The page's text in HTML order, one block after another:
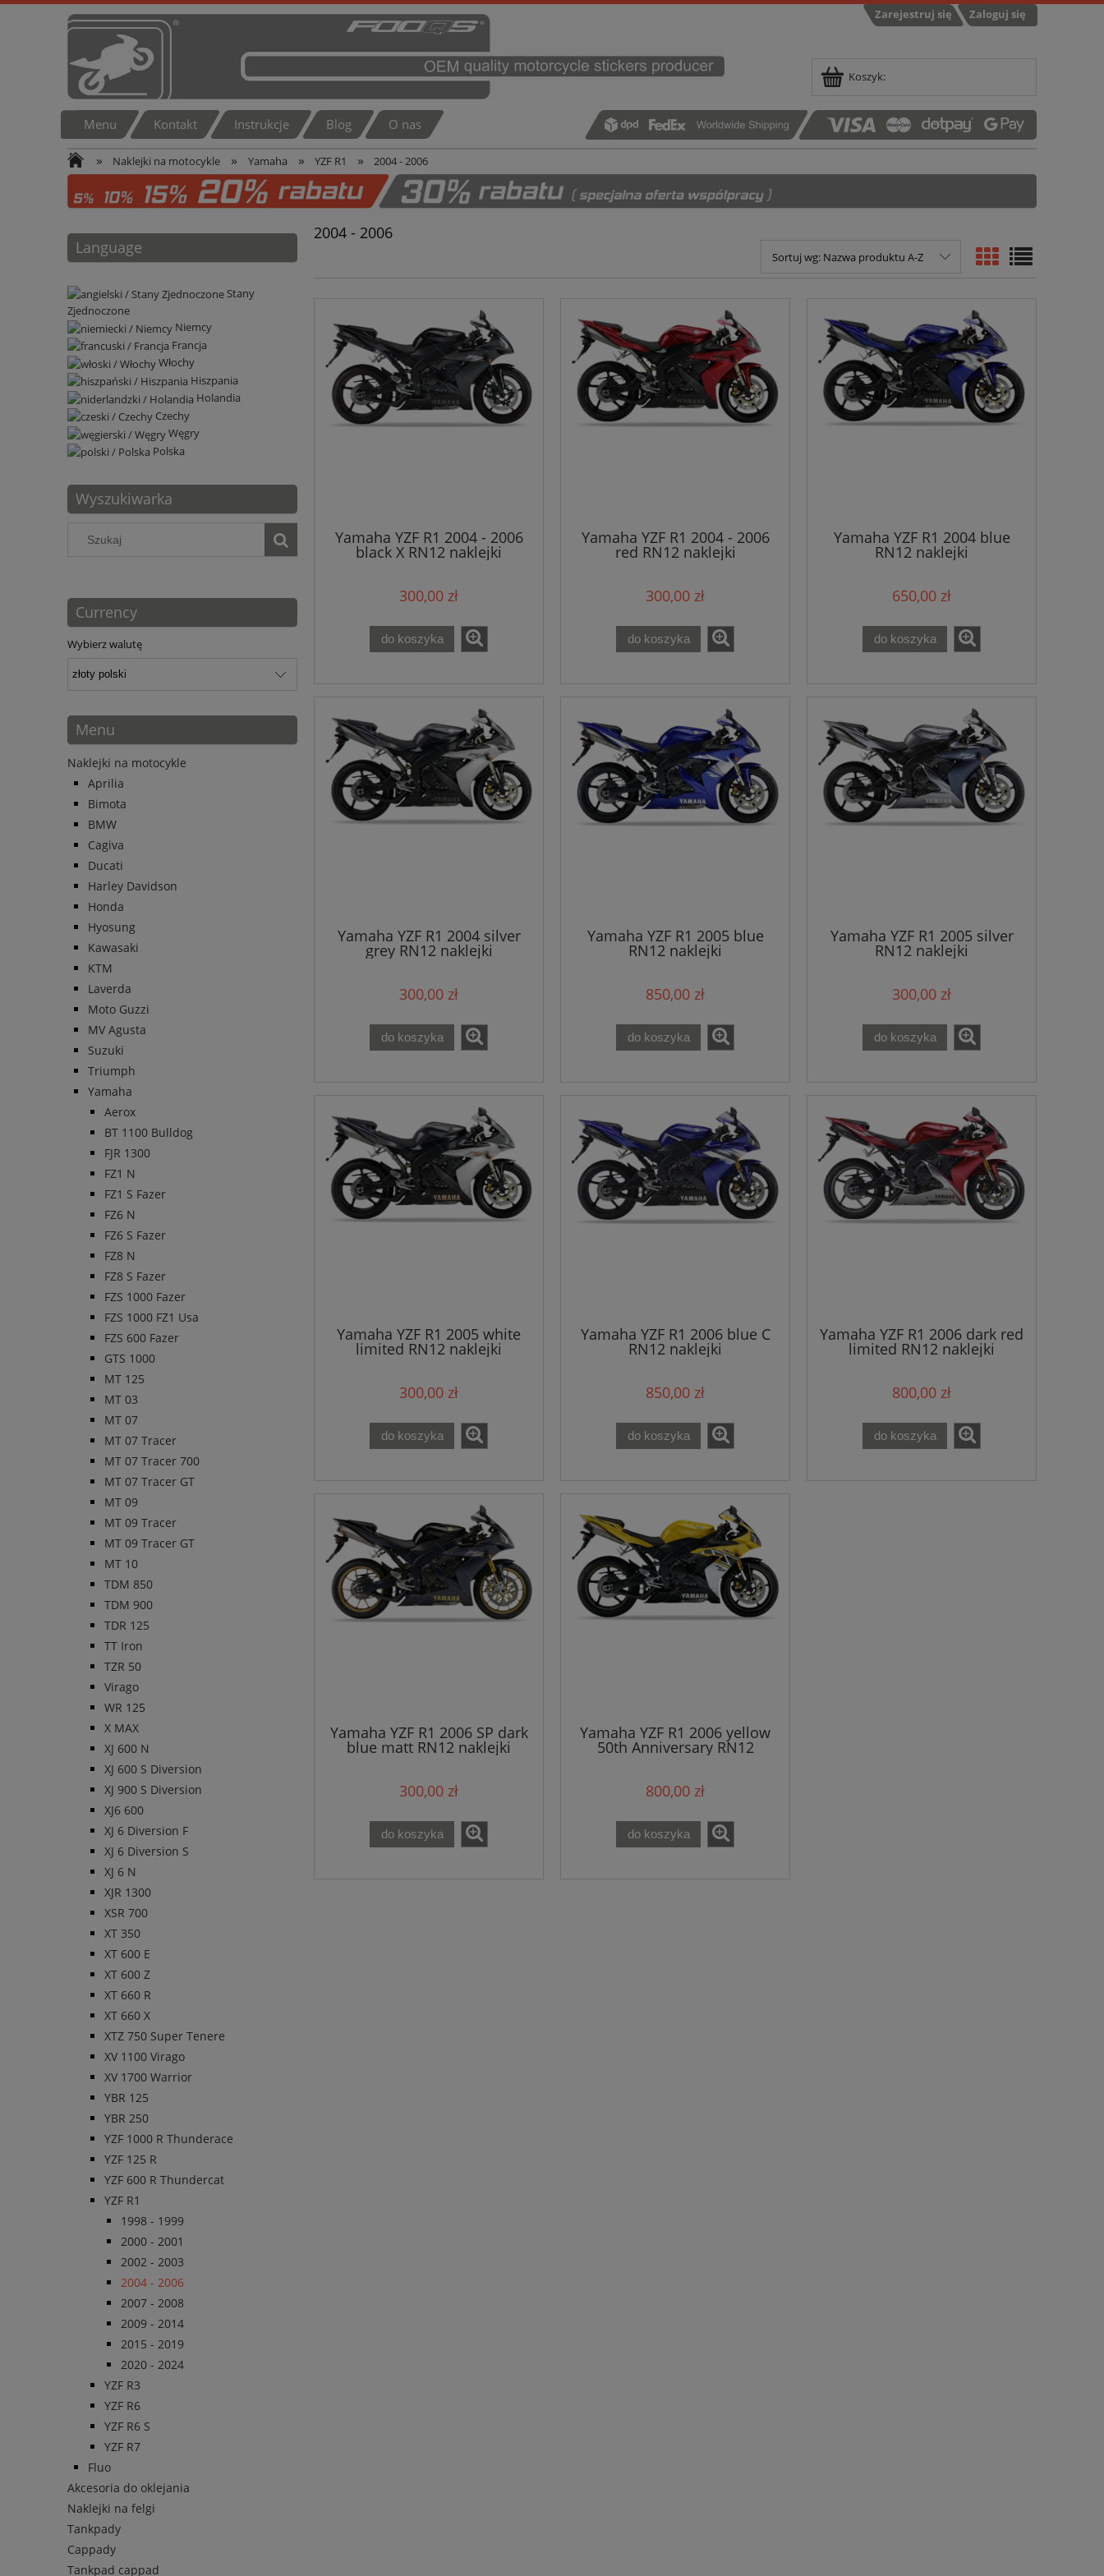
Zarejestruj się Zaloguj się
Koszyk:
Menu Kontakt Instrukcje Blog O nas
» Naklejki na motocykle » Yamaha » YZF R1 » 2004 - 2006
Language
Stany
Zjednoczone
Niemcy
Francja
Włochy
Hiszpania
Holandia
Czechy
Węgry
Polska
Wyszukiwarka
Currency
Wybierz walutę
Menu
Naklejki na motocykle
Aprilia
Bimota
BMW
Cagiva
Ducati
Harley Davidson
Honda
Hyosung
Kawasaki
KTM
Laverda
Moto Guzzi
MV Agusta
Suzuki
Triumph
Yamaha
Aerox
BT 1100 Bulldog
FJR 1300
FZ1 N
FZ1 S Fazer
FZ6 N
FZ6 S Fazer
FZ8 N
FZ8 S Fazer
FZS 1000 Fazer
FZS 1000 FZ1 Usa
FZS 600 Fazer
GTS 1000
MT 125
MT 03
MT 07
MT 07 Tracer
MT 07 Tracer 700
MT 07 Tracer GT
MT 09
MT 09 Tracer
MT 09 Tracer GT
MT 10
TDM 850
TDM 900
TDR 125
TT Iron
TZR 50
Virago
WR 125
X MAX
XJ 600 N
XJ 600 S Diversion
XJ 900 S Diversion
XJ6 600
XJ 6 Diversion F
XJ 6 Diversion S
XJ 6 N
XJR 1300
XSR 700
XT 350
XT 600 E
XT 600 Z
XT 660 R
XT 660 X
XTZ 750 Super Tenere
XV 1100 Virago
XV 1700 Warrior
YBR 125
YBR 250
YZF 1000 R Thunderace
YZF 125 R
YZF 600 R Thundercat
YZF R1
1998 - 1999
2000 - 2001
2002 - 2003
2004 - 2006
2007 - 2008
2009 - 2014
2015 - 2019
2020 - 2024
YZF R3
YZF R6
YZF R6 S
YZF R7
Fluo
Akcesoria do oklejania
Naklejki na felgi
Tankpady
Cappady
Tankpad cappad
2004 - 2006
Sortuj wg: Nazwa produktu A-Z
Yamaha YZF R1 2004 - 2006
black X RN12 naklejki
300,00 zł
do koszyka
Yamaha YZF R1 2004 - 2006
red RN12 naklejki
300,00 zł
do koszyka
Yamaha YZF R1 2004 blue
RN12 naklejki
650,00 zł
do koszyka
Yamaha YZF R1 2004 silver
grey RN12 naklejki
300,00 zł
do koszyka
Yamaha YZF R1 2005 blue
RN12 naklejki
850,00 zł
do koszyka
Yamaha YZF R1 2005 silver
RN12 naklejki
300,00 zł
do koszyka
Yamaha YZF R1 2005 white
limited RN12 naklejki
300,00 zł
do koszyka
Yamaha YZF R1 2006 blue C
RN12 naklejki
850,00 zł
do koszyka
Yamaha YZF R1 2006 dark red
limited RN12 naklejki
800,00 zł
do koszyka
Yamaha YZF R1 2006 SP dark
blue matt RN12 naklejki
300,00 zł
do koszyka
Yamaha YZF R1 2006 yellow
50th Anniversary RN12
800,00 zł
do koszyka